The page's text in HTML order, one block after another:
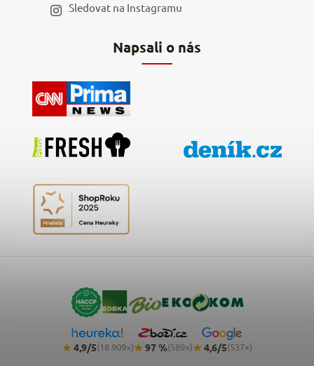
Napsali o nás
Sledovat na Instagramu
Hodnocení obchodu
★4,9/5(18 909×)★97 %(589×)★4,6/5(537×)